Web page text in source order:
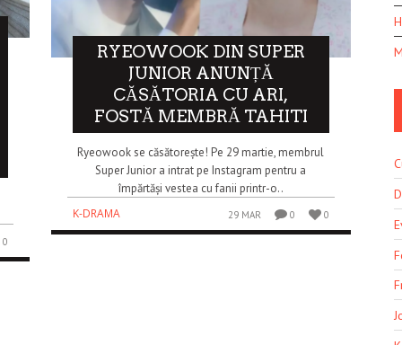
0
RYEOWOOK DIN SUPER
JUNIOR ANUNȚĂ
CĂSĂTORIA CU ARI,
FOSTĂ MEMBRĂ TAHITI
Ryeowook se căsătorește! Pe 29 martie, membrul
Super Junior a intrat pe Instagram pentru a
împărtăși vestea cu fanii printr-o..
K-DRAMA
29 MAR 0 0